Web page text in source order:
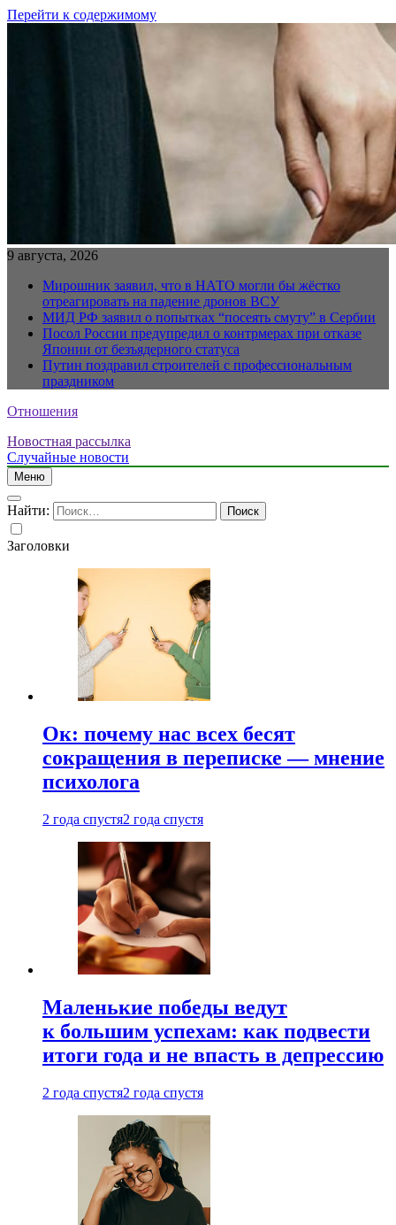
Перейти к содержимому
9 августа, 2026
Мирошник заявил, что в НАТО могли бы жёстко
отреагировать на падение дронов ВСУ
МИД РФ заявил о попытках “посеять смуту” в Сербии
Посол России предупредил о контрмерах при отказе
Японии от безъядерного статуса
Путин поздравил строителей с профессиональным
праздником
Отношения
Новостная рассылка
Случайные новости
Меню
Найти:
Заголовки
Ок: почему нас всех бесят
сокращения в переписке — мнение
психолога
2 года спустя2 года спустя
Маленькие победы ведут
к большим успехам: как подвести
итоги года и не впасть в депрессию
2 года спустя2 года спустя